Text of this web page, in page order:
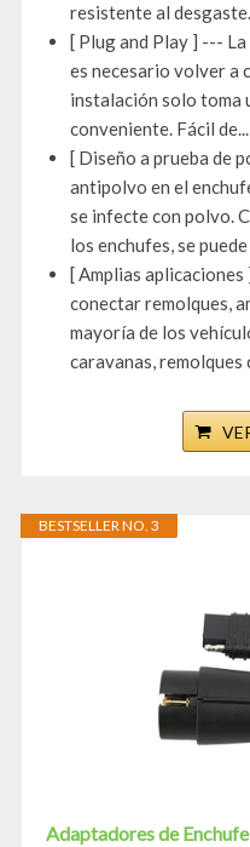
resistente al
[ Plug and Play ] ---
es necesario volver a
instalación solo toma
conveniente. Fácil de...
[ Diseño a prueba de
antipolvo en el
se infecte con polvo.
los enchufes, se
[ Amplias
conectar remolques,
mayoría de los
caravanas, remolques
BESTSELLER NO. 3
Adaptadores de